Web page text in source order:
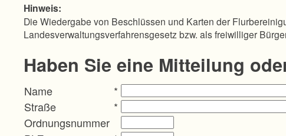
Hinweis:
Die Wiedergabe von Beschlüssen und Karten der
Landesverwaltungsverfahrensgesetz bzw. als freiwilliger
Haben Sie eine Mitteilung
Name
*
Straße
*
Ordnungsnummer